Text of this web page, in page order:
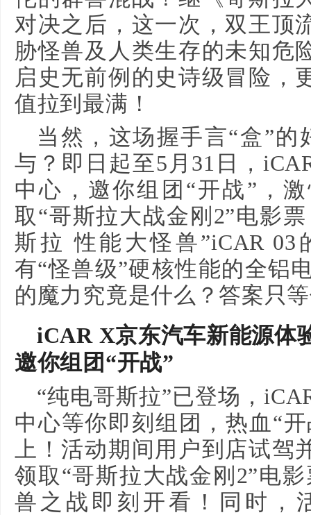
对决之后，这一次，双王顶
胁怪兽及人类生存的未知危
启史无前例的史诗级冒险，
值拉到最满！
当然，这场握手言“盒”的
与？即日起至5月31日，
中心，邀你组团“开战”，
取“哥斯拉大战金刚2”电影
斯拉 性能大怪兽”iCAR
有“怪兽级”硬核性能的全铝
的魔力究竟是什么？答案只
iCAR X京东汽车新能源体
邀你组 团“开战”
“纯电哥斯拉”已登场，
中心等你即刻组团，热血“
上！活动期间用户到店试
领取“哥斯拉大战金刚2”电
兽之战即刻开看！同时，